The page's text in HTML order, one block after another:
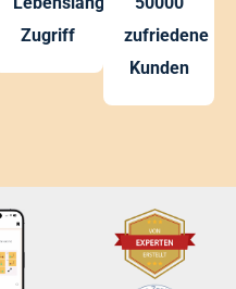
Zugriff
zufriedene
Kunden